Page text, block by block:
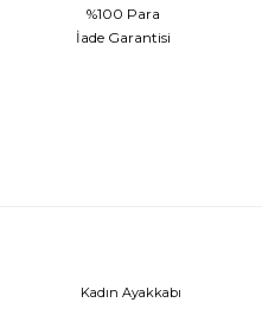
%100 Para
İade Garantisi
Kadın Ayakkabı